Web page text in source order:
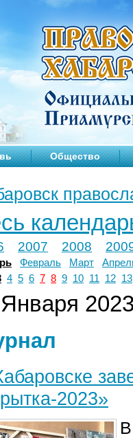
Общество
2007 2008
Февраль Март
4 5 6 7 8 9 10 11 12 13
2023
2023»